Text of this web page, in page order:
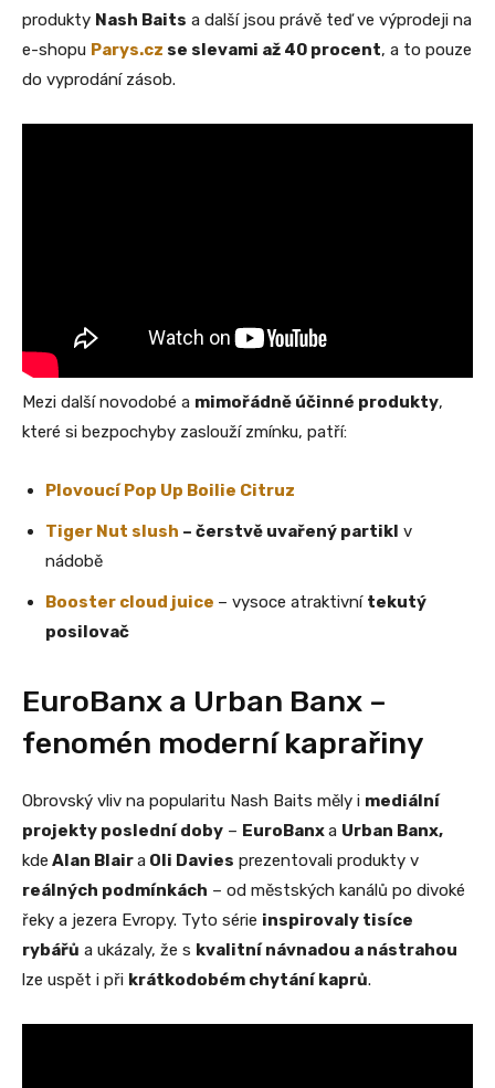
produkty Nash Baits a další jsou právě teď ve výprodeji na
e-shopu Parys.cz se slevami až 40 procent, a to pouze
do vyprodání zásob.
Mezi další novodobé a mimořádně účinné produkty,
které si bezpochyby zaslouží zmínku, patří:
Plovoucí Pop Up Boilie Citruz
Tiger Nut slush – čerstvě uvařený partikl v
nádobě
Booster cloud juice – vysoce atraktivní tekutý
posilovač
EuroBanx a Urban Banx –
fenomén moderní kaprařiny
Obrovský vliv na popularitu Nash Baits měly i mediální
projekty poslední doby – EuroBanxa Urban Banx,
kde Alan Blaira Oli Davies prezentovali produkty v
reálných podmínkách – od městských kanálů po divoké
řeky a jezera Evropy. Tyto série inspirovaly tisíce
rybářů a ukázaly, že s kvalitní návnadou a nástrahou
lze uspět i při krátkodobém chytání kaprů.